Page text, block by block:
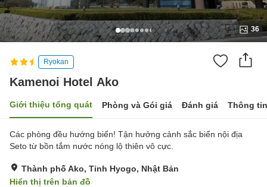
36
Ryokan
Kamenoi Hotel Ako
Giới thiệu tổng quát Phòng và Gói giá Đánh giá Thông
Các phòng đều hướng biển! Tận hưởng cảnh sắc biển nội địa
Seto từ bồn tắm nước nóng lộ thiên vô cực.
Thành phố Ako, Tỉnh Hyogo, Nhật Bản
Hiển thị trên bản đồ